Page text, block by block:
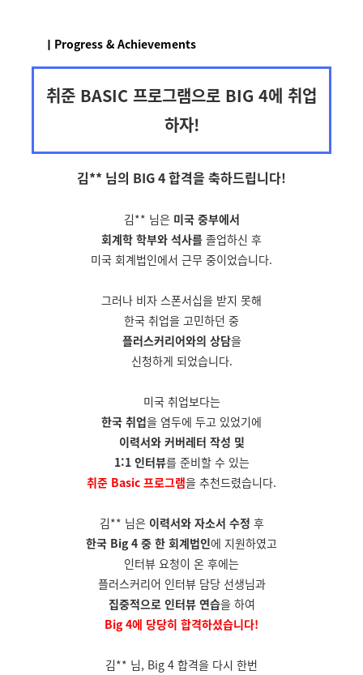
ㅣProgress & Achievements
취준 BASIC 프로그램으로 BIG 4에 취업
하자!
김** 님의 BIG 4 합격을 축하드립니다!
김** 님은 미국 중부에서
회계학 학부와 석사를 졸업하신 후
미국 회계법인에서 근무 중이었습니다.
그러나 비자 스폰서십을 받지 못해
한국 취업을 고민하던 중
플러스커리어와의 상담을
신청하게 되었습니다.
미국 취업보다는
한국 취업을 염두에 두고 있었기에
이력서와 커버레터 작성 및
1:1 인터뷰를 준비할 수 있는
취준 Basic 프로그램을 추천드렸습니다.
김** 님은 이력서와 자소서 수정 후
한국 Big 4 중 한 회계법인에 지원하였고
인터뷰 요청이 온 후에는
플러스커리어 인터뷰 담당 선생님과
집중적으로 인터뷰 연습을 하여
Big 4에 당당히 합격하셨습니다!
김** 님, Big 4 합격을 다시 한번